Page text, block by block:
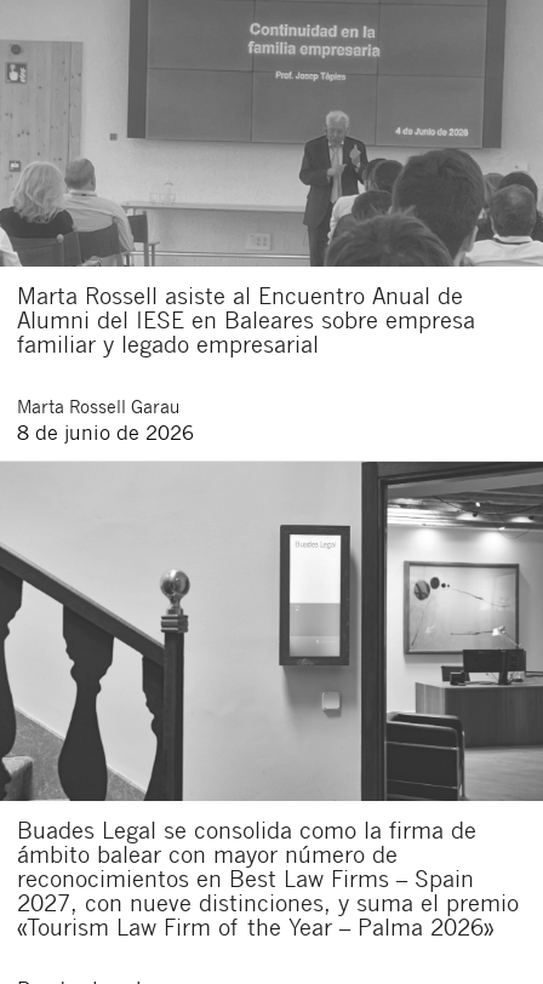
Marta Rossell asiste al Encuentro Anual de
Alumni del IESE en Baleares sobre empresa
familiar y legado empresarial
Marta Rossell Garau
8 de junio de 2026
Buades Legal se consolida como la firma de
ámbito balear con mayor número de
reconocimientos en Best Law Firms – Spain
2027, con nueve distinciones, y suma el premio
«Tourism Law Firm of the Year – Palma 2026»